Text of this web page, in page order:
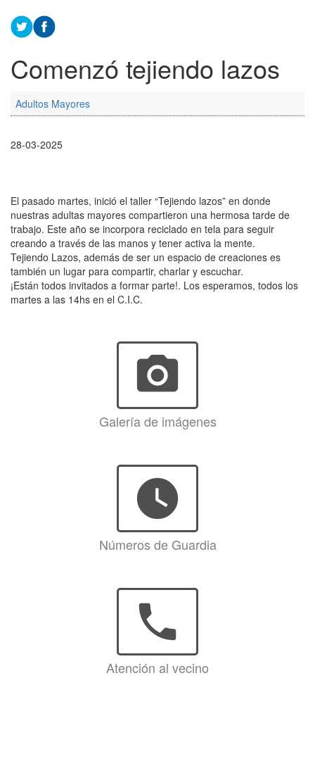
Comenzó tejiendo lazos
Adultos Mayores
28-03-2025
El pasado martes, inició el taller “Tejiendo lazos” en donde
nuestras adultas mayores compartieron una hermosa tarde de
trabajo. Este año se incorpora reciclado en tela para seguir
creando a través de las manos y tener activa la mente.
Tejiendo Lazos, además de ser un espacio de creaciones es
también un lugar para compartir, charlar y escuchar.
¡Están todos invitados a formar parte!. Los esperamos, todos los
martes a las 14hs en el C.I.C.
photo_camera
Galería de imágenes
watch_later
Números de Guardia
phone
Atención al vecino